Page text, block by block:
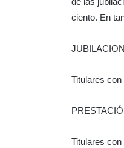
ciento. En
Titulares
Titulares